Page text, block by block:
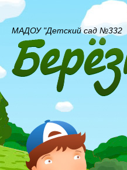
МАДОУ "Детский сад №332